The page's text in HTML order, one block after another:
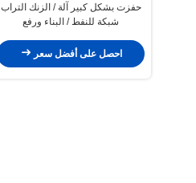
حفزت بشكل كبير آلة / الزنك التراب
شبكة للنفط / البناء ورفع
احصل على أفضل سعر